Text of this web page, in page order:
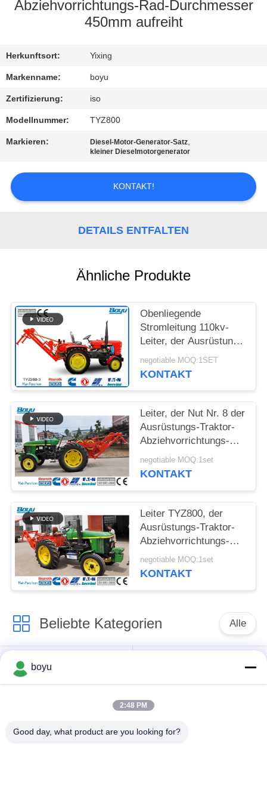
MIT
UNS
IN
VERBINDUNG
NACHRICHTEN
FORDERN
PRIVACY
POLICY
Abziehvorrichtungs-Rad-Durchmesser
450mm aufreiht
Herkunftsort: Yixing
Markenname: boyu
Zertifizierung: iso
Modellnummer: TYZ800
Markieren: Diesel-Motor-Generator-Satz,
kleiner Dieselmotorgenerator
KONTAKT!
DETAILS ENTFALTEN
Ähnliche Produkte
Obenliegende
Stromleitung 110kv-
Leiter, der Ausrüstung
OPGW ADSS, Kabel-
Traktor-
negotiable MOQ:1SET
KONTAKT
Leiter, der Nut Nr. 8 der
Ausrüstungs-Traktor-
Abziehvorrichtungs-
TYZ800 aufreiht
negotiable MOQ:1set
KONTAKT
Leiter TYZ800, der
Ausrüstungs-Traktor-
Abziehvorrichtungs-
Abziehvorrichtungs-
Rad-Durchmesser
negotiable MOQ:1set
KONTAKT
Beliebte Kategorien Alle
Übertragungsleitung,
die Ausrüstung
Spannung, die
Gegendrehdrahtseil
boyu
2:48 PM
Good day, what product are you looking for?